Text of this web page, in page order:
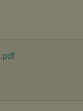
.pdf